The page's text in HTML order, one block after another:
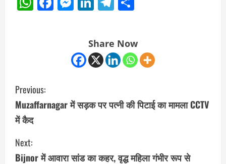
Share Now
C
o
n
t
Previous:
Muzaffarnagar में सड़क पर पत्नी की पिटाई का मामला CCTV
में कैद
Next:
Bijnor में आवारा सांड का कहर, वृद्ध महिला गंभीर रूप से